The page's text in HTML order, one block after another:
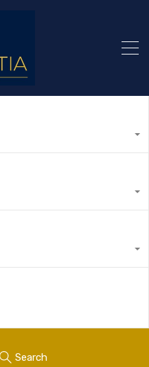
Search